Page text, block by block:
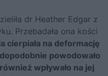
dr Heather Edgar z
Przebadała ona kości
cierpiała na deformację
powodowało
wpływało na jej